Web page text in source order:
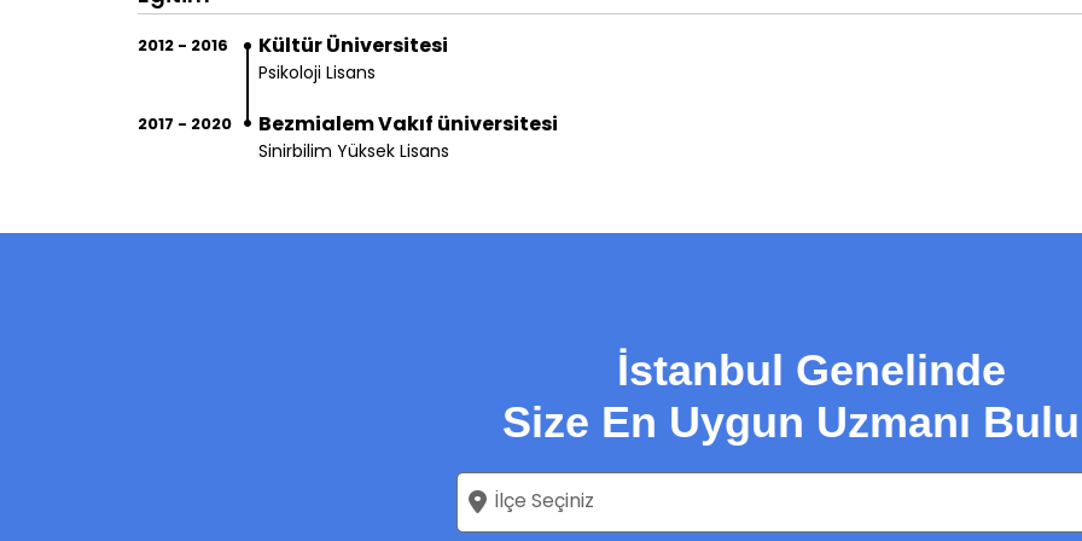
2012 - 2016 Kültür Üniversitesi
Psikoloji Lisans
2017 - 2020 Bezmialem Vakıf üniversitesi
Sinirbilim Yüksek Lisans
İstanbul Genelinde
Size En Uygun Uzmanı